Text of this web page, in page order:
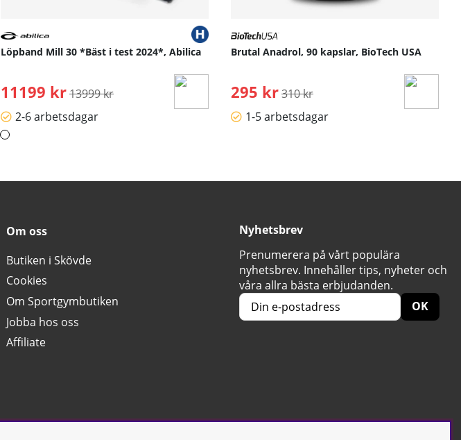
Löpband Mill 30 *Bäst i test 2024*, Abilica
11199 kr Ordinarie pris:
13999 kr
2-6 arbetsdagar
Brutal Anadrol, 90 kapslar, BioTech USA
295 kr Ordinarie pris:
310 kr
1-5 arbetsdagar
Om oss
Butiken i Skövde
Cookies
Om Sportgymbutiken
Jobba hos oss
Affiliate
Nyhetsbrev
Prenumerera på vårt populära
nyhetsbrev. Innehåller tips, nyheter och
våra allra bästa erbjudanden.
OK